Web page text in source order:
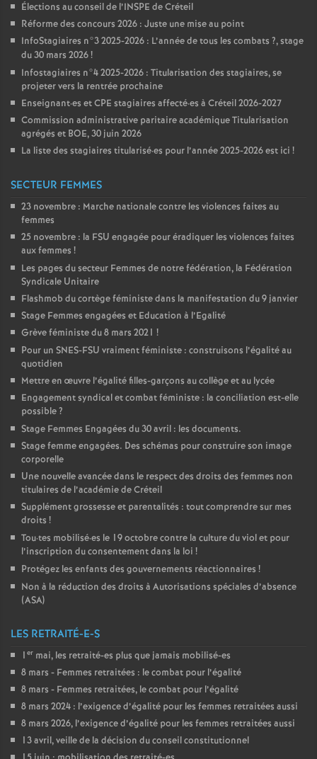
Élections au conseil de l’INSPE de Créteil
Réforme des concours 2026 : Juste une mise au point
InfoStagiaires n°3 2025-2026 : L’année de tous les combats ?, stage
du 30 mars 2026!
Infostagiaires n°4 2025-2026 : Titularisation des stagiaires, se
projeter vers la rentrée prochaine
Enseignant·es etCPE stagiaires affecté·es à Créteil 2026-2027
Commission administrative paritaire académique Titularisation
agrégés et BOE, 30 juin 2026
La liste des stagiaires titularisé·es pour l’année 2025-2026 est ici !
SECTEUR FEMMES
23 novembre : Marche nationale contre les violences faites au
femmes
25 novembre : la FSU engagée pour éradiquer les violences faites
aux femmes !
Les pages du secteur Femmes de notre fédération, la Fédération
Syndicale Unitaire
Flashmob du cortège féministe dans la manifestation du 9 janvier
Stage Femmes engagées et Education à l’Egalité
Grève féministe du 8 mars 2021 !
Pour un SNES-FSU vraiment féministe : construisons l’égalité au
quotidien
Mettre en œuvre l’égalité filles-garçons au collège et au lycée
Engagement syndical et combat féministe : la conciliation est-elle
possible?
Stage Femmes Engagées du 30 avril : les documents.
Stage femme engagées. Des schémas pour construire son image
corporelle
Une nouvelle avancée dans le respect des droits des femmes non
titulaires de l’académie de Créteil
Supplément grossesse et parentalités : tout comprendre sur mes
droits !
Tou·tes mobilisé·es le 19 octobre contre la culture du viol et pour
l’inscription du consentement dans la loi !
Protégez les enfants des gouvernements réactionnaires !
Non à la réduction des droits à Autorisations spéciales d’absence
(ASA)
LES RETRAITÉ-E-S
1 er mai, les retraité-es plus que jamais mobilisé-es
8 mars - Femmes retraitées : le combat pour l’égalité
8 mars - Femmes retraitées, le combat pour l’égalité
8 mars 2024 : l’exigence d’égalité pour les femmes retraitées aussi
8 mars 2026, l’exigence d’égalité pour les femmes retraitées aussi
13 avril, veille de la décision du conseil constitutionnel